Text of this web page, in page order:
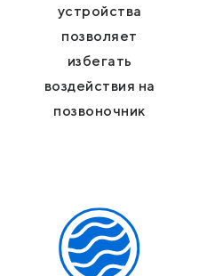
устройства
позволяет
избегать
воздействия на
позвоночник